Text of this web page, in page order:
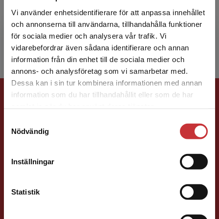
Vi använder enhetsidentifierare för att anpassa innehållet
och annonserna till användarna, tillhandahålla funktioner
för sociala medier och analysera vår trafik. Vi
vidarebefordrar även sådana identifierare och annan
information från din enhet till de sociala medier och
annons- och analysföretag som vi samarbetar med.
Dessa kan i sin tur kombinera informationen med annan
information som du har tillhandahållit eller som de har
Nödvändig
Inställningar
Statistik
Begränsad fraktregion
Det verkar som att du besöker
studentlitteratur.se via en enhet utanför Sverige.
Vi erbjuder inte leveranser utanför Sverige. För
att kunna slutföra ett köp måste
specialpedagogik och docent i pedagogik, har
varit verksam som lektor i pedagogik vid
Högskolan Dalarna. År 2...
Förlagskontakt